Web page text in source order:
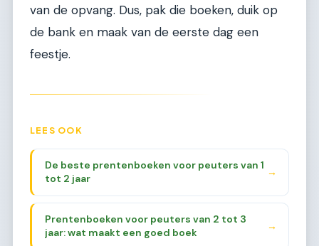
van de opvang. Dus, pak die boeken, duik op
de bank en maak van de eerste dag een
feestje.
LEES OOK
De beste prentenboeken voor peuters van 1
tot 2 jaar
→
Prentenboeken voor peuters van 2 tot 3
jaar: wat maakt een goed boek
→